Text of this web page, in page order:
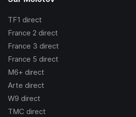
TF1 direct
France 2 direct
France 3 direct
France 5 direct
M6+ direct
Arte direct
W9 direct
TMC direct